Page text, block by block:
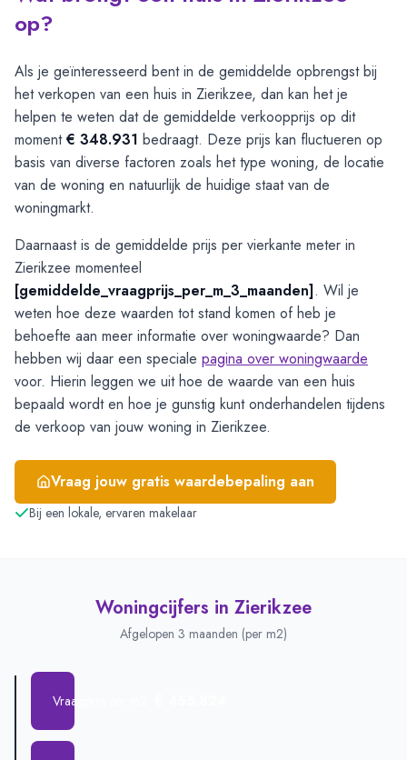
op?
Als je geïnteresseerd bent in de gemiddelde opbrengst bij
het verkopen van een huis in Zierikzee, dan kan het je
helpen te weten dat de gemiddelde verkoopprijs op dit
moment€ 348.931 bedraagt. Deze prijs kan fluctueren op
basis van diverse factoren zoals het type woning, de locatie
van de woning en natuurlijk de huidige staat van de
woningmarkt.
Daarnaast is de gemiddelde prijs per vierkante meter in
Zierikzee momenteel
[gemiddelde_vraagprijs_per_m_3_maanden]. Wil je
weten hoe deze waarden tot stand komen of heb je
behoefte aan meer informatie over woningwaarde? Dan
hebben wij daar een speciale pagina over woningwaarde
voor. Hierin leggen we uit hoe de waarde van een huis
bepaald wordt en hoe je gunstig kunt onderhandelen tijdens
de verkoop van jouw woning in Zierikzee.
Vraag jouw gratis waardebepaling aan
Bij een lokale, ervaren makelaar
Woningcijfers in Zierikzee
Afgelopen 3 maanden (per m2)
Vraagprijs per m2